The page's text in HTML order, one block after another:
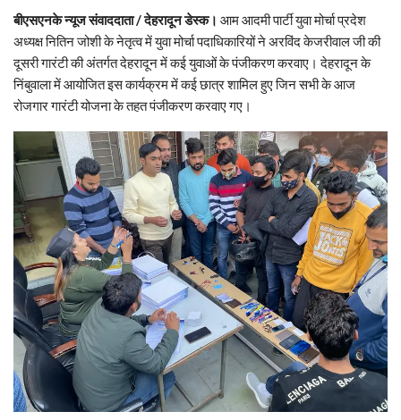
बीएसएनके न्यूज संवाददाता / देहरादून डेस्क। आम आदमी पार्टी युवा मोर्चा प्रदेश
अध्यक्ष नितिन जोशी के नेतृत्व में युवा मोर्चा पदाधिकारियों ने अरविंद केजरीवाल जी की
दूसरी गारंटी की अंतर्गत देहरादून में कई युवाओं के पंजीकरण करवाए। देहरादून के
निंबुवाला में आयोजित इस कार्यक्रम में कई छात्र शामिल हुए जिन सभी के आज
रोजगार गारंटी योजना के तहत पंजीकरण करवाए गए।